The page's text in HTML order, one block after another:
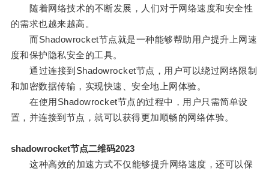
随着网络技术的不断发展，人们对于网络速度和安全性
的需求也越来越高。
而Shadowrocket节点就是一种能够帮助用户提升上网速
度和保护隐私安全的工具。
通过连接到Shadowrocket节点，用户可以绕过网络限制
和加密数据传输，实现快速、安全地上网体验。
在使用Shadowrocket节点的过程中，用户只需简单设
置，并连接到节点，就可以获得更加顺畅的网络体验。
shadowrocket节点二维码2023
这种高效的加速方式不仅能够提升网络速度，还可以保